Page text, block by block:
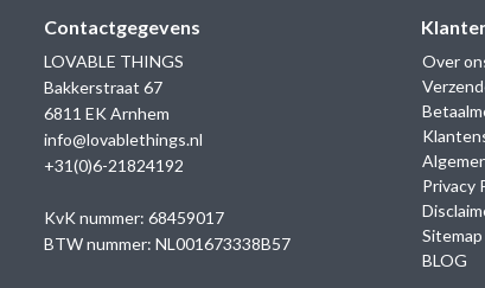
Contactgegevens
LOVABLE THINGS
Bakkerstraat 67
6811 EK Arnhem
info@lovablethings.nl
+31(0)6-21824192
KvK nummer: 68459017
BTW nummer: NL001673338B57
Over
Privacy
Sitemap
BLOG